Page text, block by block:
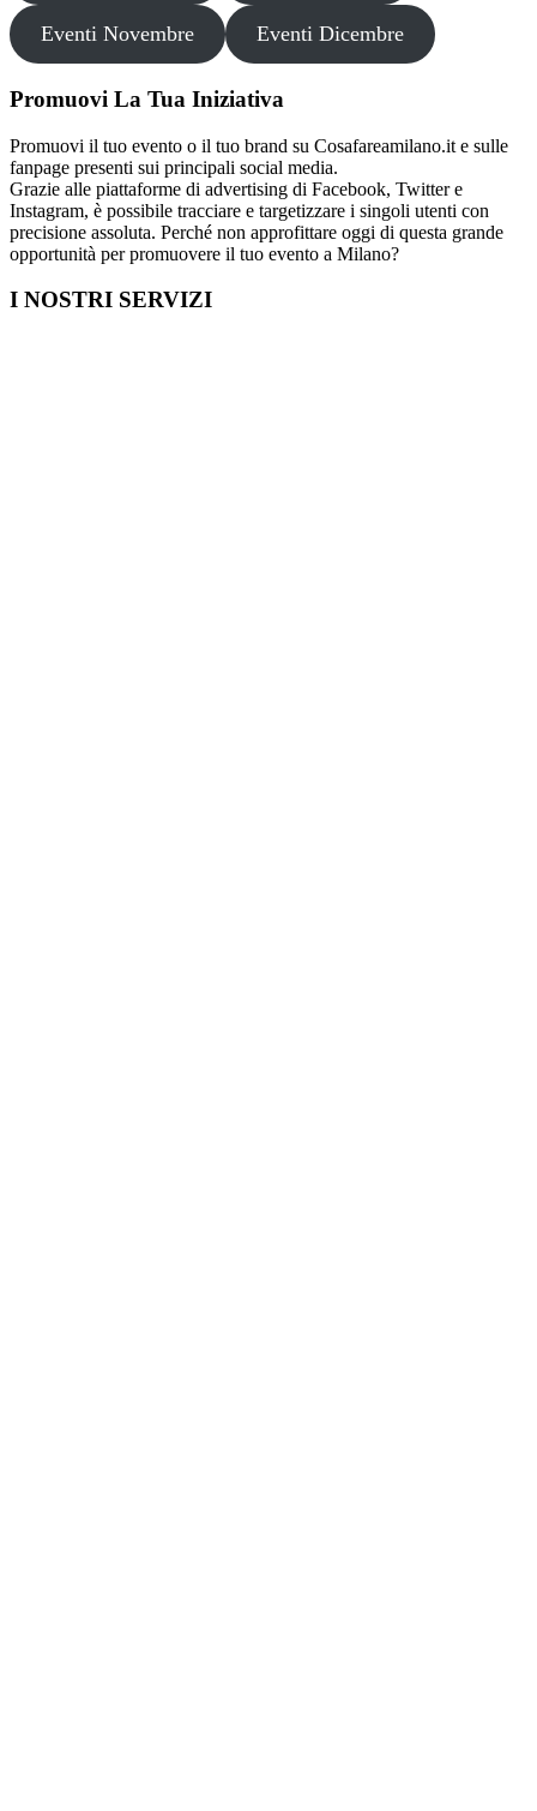
Eventi Novembre Eventi Dicembre
Promuovi La Tua Iniziativa
Promuovi il tuo evento o il tuo brand su Cosafareamilano.it e sulle
fanpage presenti sui principali social media.
Grazie alle piattaforme di advertising di Facebook, Twitter e
Instagram, è possibile tracciare e targetizzare i singoli utenti con
precisione assoluta. Perché non approfittare oggi di questa grande
opportunità per promuovere il tuo evento a Milano?
I NOSTRI SERVIZI